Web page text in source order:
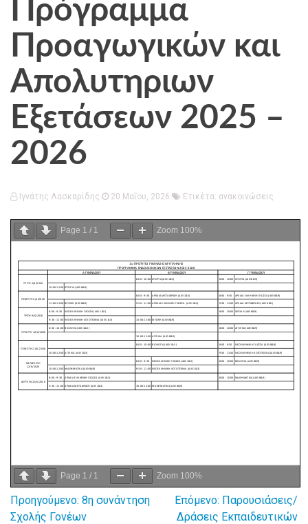
Πρόγραμμα
Προαγωγικών και
Απολυτηριων
Εξετάσεων 2025 –
2026
Ιγνάτης Λασκαρίδης 20 Μαΐου, 2026 Ετικέτα: ανακοινώσεις
Page 1 / 1 Zoom 100%
Page 1 / 1 Zoom 100%
Πλοήγηση
Προηγούμενο: 8η συνάντηση
Σχολής Γονέων
Επόμενο: Παρουσιάσεις/
Δράσεις Εκπαιδευτικών